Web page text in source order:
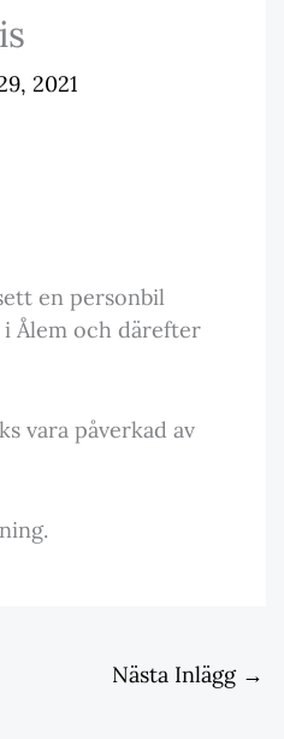
2021
en personbil
Ålem och därefter
vara påverkad av
Nästa Inlägg →